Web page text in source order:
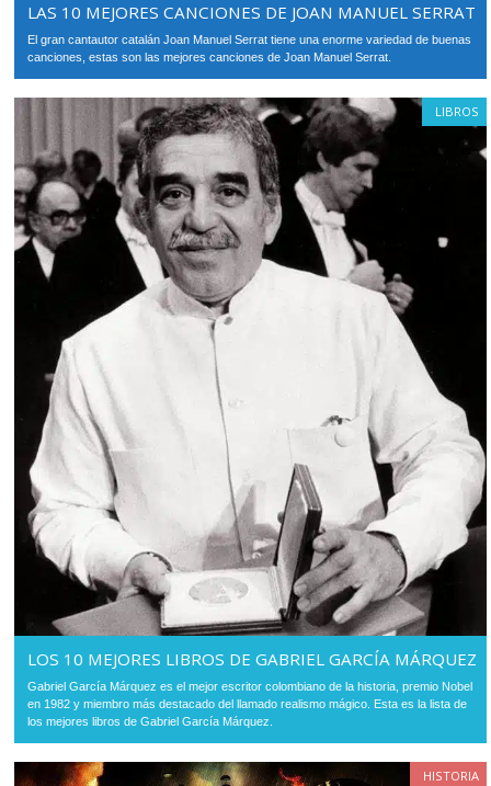
LAS 10 MEJORES CANCIONES DE JOAN MANUEL SERRAT
El gran cantautor catalán Joan Manuel Serrat tiene una enorme variedad de buenas
canciones, estas son las mejores canciones de Joan Manuel Serrat.
LIBROS
LOS 10 MEJORES LIBROS DE GABRIEL GARCÍA MÁRQUEZ
Gabriel García Márquez es el mejor escritor colombiano de la historia, premio Nobel
en 1982 y miembro más destacado del llamado realismo mágico. Esta es la lista de
los mejores libros de Gabriel García Márquez.
HISTORIA